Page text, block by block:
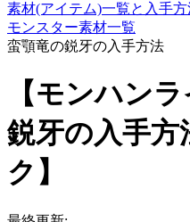
素材(アイテム)一覧と入手方
モンスター素材一覧
蛮顎竜の鋭牙の入手方法
【モンハン
鋭牙の入手方
ク】